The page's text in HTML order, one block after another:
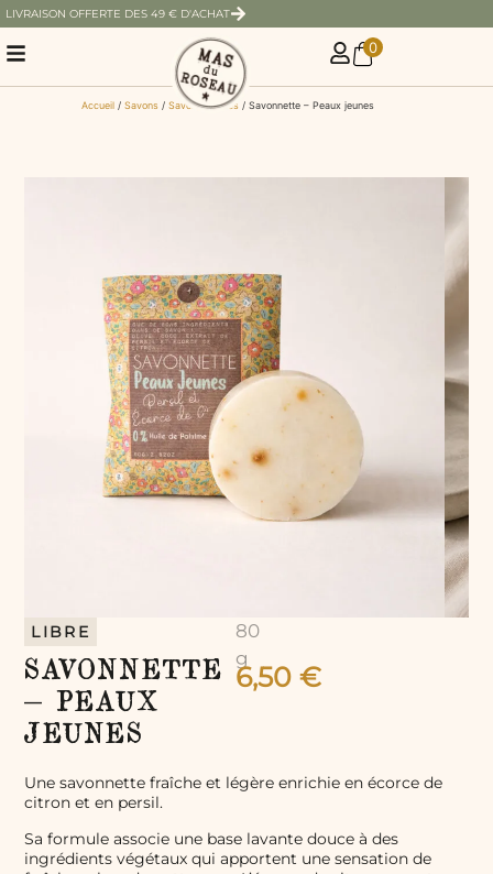
LIVRAISON OFFERTE DES 49 € D'ACHAT
0
Accueil / Savons / Savons solides / Savonnette – Peaux jeunes
LIBRE
SAVONNETTE
– PEAUX
JEUNES
80
g
6,50 €
Une savonnette fraîche et légère enrichie en écorce de
citron et en persil.
Sa formule associe une base lavante douce à des
ingrédients végétaux qui apportent une sensation de